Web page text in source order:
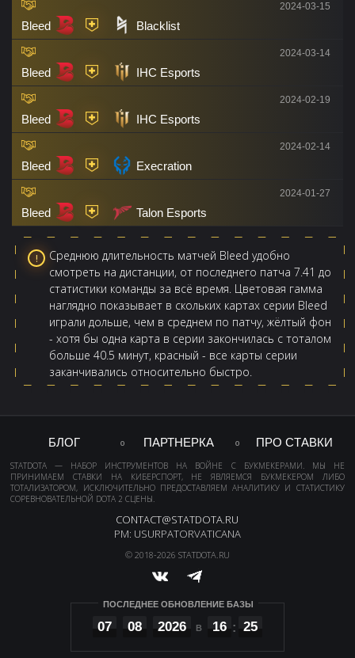
Bleed Blacklist
2024-03-15
Bleed IHC Esports
2024-03-14
Bleed IHC Esports
2024-02-19
Bleed Execration
2024-02-14
Bleed Talon Esports
2024-01-27
Среднюю длительность матчей Bleed удобно
смотреть на дистанции, от последнего патча 7.41 до
статистики команды за всё время. Цветовая гамма
наглядно показывает в скольких картах серии Bleed
играли дольше, чем в среднем по патчу, жёлтый фон
- хотя бы одна карта в серии закончилась с тоталом
больше 40.5 минут, красный - все карты серии
заканчивались относительно быстро.
БЛОГ ПАРТНЕРКА ПРО СТАВКИ
STATDOTA — НАБОР ИНСТРУМЕНТОВ НА ВОЙНЕ С БУКМЕКЕРАМИ. МЫ НЕ
ПРИНИМАЕМ СТАВКИ НА КИБЕРСПОРТ, НЕ ЯВЛЯЕМСЯ БУКМЕКЕРОМ ЛИБО
ТОТАЛИЗАТОРОМ, ИСКЛЮЧИТЕЛЬНО ПРЕДОСТАВЛЯЕМ АНАЛИТИКУ И СТАТИСТИКУ
СОРЕВНОВАТЕЛЬНОЙ DOTA 2 СЦЕНЫ.
CONTACT@STATDOTA.RU
PM: USURPATORVATICANA
© 2018-2026 STATDOTA.RU
ПОСЛЕДНЕЕ ОБНОВЛЕНИЕ БАЗЫ
07 08 2026 16 25